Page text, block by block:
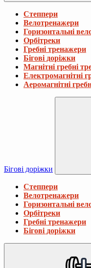
Степпери
Велотренажери
Горизонтальні
Орбітреки
Гребні тренажери
Бігові доріжки
Магнітні гребні
Електромагнітні
Аеромагнітні
Бігові доріжки
Степпери
Велотренажери
Горизонтальні
Орбітреки
Гребні тренажери
Бігові доріжки